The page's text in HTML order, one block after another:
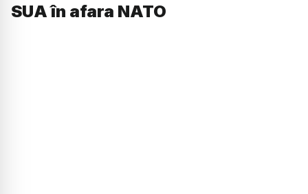
SUA în afara NATO